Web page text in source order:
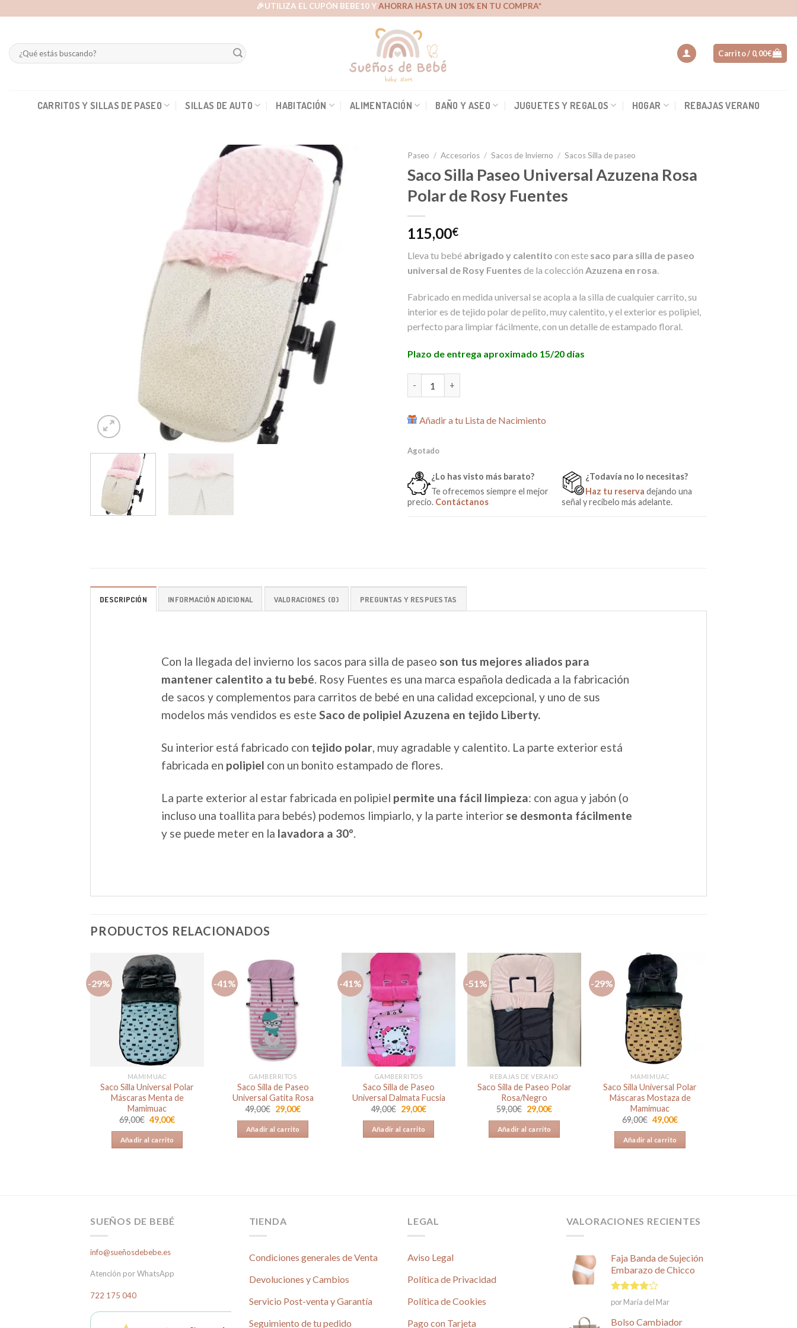
🎉UTILIZA EL CUPÓN BEBE10 YAHORRA HASTA UN 10% EN TU COMPRA*
Buscar
por:
Carrito / 0,00€
CARRITOS Y SILLAS DE PASEO SILLAS DE AUTO HABITACIÓN ALIMENTACIÓN BAÑO Y ASEO JUGUETES Y REGALOS HOGAR REBAJAS VERANO
Paseo / Accesorios / Sacos de Invierno / Sacos Silla de paseo
Saco Silla Paseo Universal Azuzena Rosa
Polar de Rosy Fuentes
115,00€
Lleva tu bebé abrigado y calentito con este saco para silla de paseo
universal de Rosy Fuentes de la colección Azuzena en rosa
Fabricado en medida universal se acopla a la silla de cualquier carrito, su
interior es de tejido polar de pelito, muy calentito, y el exterior es polipiel,
perfecto para limpiar fácilmente, con un detalle de estampado floral.
Plazo de entrega aproximado 15/20 días
Añadir a tu Lista de Nacimiento
Agotado
¿Lo has visto más barato?
Te ofrecemos siempre el mejor
precio. Contáctanos
¿Todavía no lo necesitas?
Haz tu reserva dejando una
señal y recíbelo más adelante.
DESCRIPCIÓN INFORMACIÓN ADICIONAL VALORACIONES (0) PREGUNTAS Y RESPUESTAS
Con la llegada del invierno los sacos para silla de paseo son tus mejores aliados para
mantener calentito a tu bebé. Rosy Fuentes es una marca española dedicada a la fabricación
de sacos y complementos para carritos de bebé en una calidad excepcional, y uno de sus
modelos más vendidos es este Saco de polipiel Azuzena en tejido Liberty.
Su interior está fabricado con tejido polar , muy agradable y calentito. La parte exterior está
fabricada en polipiel con un bonito estampado de flores.
La parte exterior al estar fabricada en polipiel permite una fácil limpieza: con agua y jabón (o
incluso una toallita para bebés) podemos limpiarlo, y la parte interior se desmonta fácilmente
y se puede meter en la lavadora a 30º
PRODUCTOS RELACIONADOS
-29%
Añadir
lista de
deseos
MAMIMUAC
Saco Silla Universal Polar
Máscaras Menta de
Mamimuac
69,00€ El
precio
original
era:
49,00€El
Añadir al carrito
-41%
Añadir
GAMBERRITOS
Saco Silla de Paseo
Universal Gatita Rosa
49,00€ El
precio
original
era:
29,00€El
Añadir al carrito
-41%
GAMBERRITOS
Saco Silla de Paseo
Universal Dalmata Fucsia
49,00€ El
precio
original
era:
29,00€El
Añadir al carrito
-51%
Añadir
lista de
deseos
REBAJAS DE VERANO
Saco Silla de Paseo Polar
Rosa/Negro
59,00€ El
precio
original
era:
29,00€El
Añadir al carrito
-29%
Añadir
lista de
deseos
MAMIMUAC
Saco Silla Universal Polar
Máscaras Mostaza de
Mamimuac
69,00€ El
precio
original
era:
49,00€El
Añadir al carrito
SUEÑOS DE BEBÉ
info@sueñosdebebe.es
Atención por WhatsApp
722 175 040
TIENDA
Condiciones generales de Venta
Devoluciones y Cambios
Servicio Post-venta y Garantía
Seguimiento de tu pedido
LEGAL
Aviso Legal
Política de Privacidad
Política de Cookies
Pago con Tarjeta
VALORACIONES RECIENTES
Faja Banda de Sujeción
Embarazo de Chicco
Valorado
en
5
por María del Mar
Bolso Cambiador